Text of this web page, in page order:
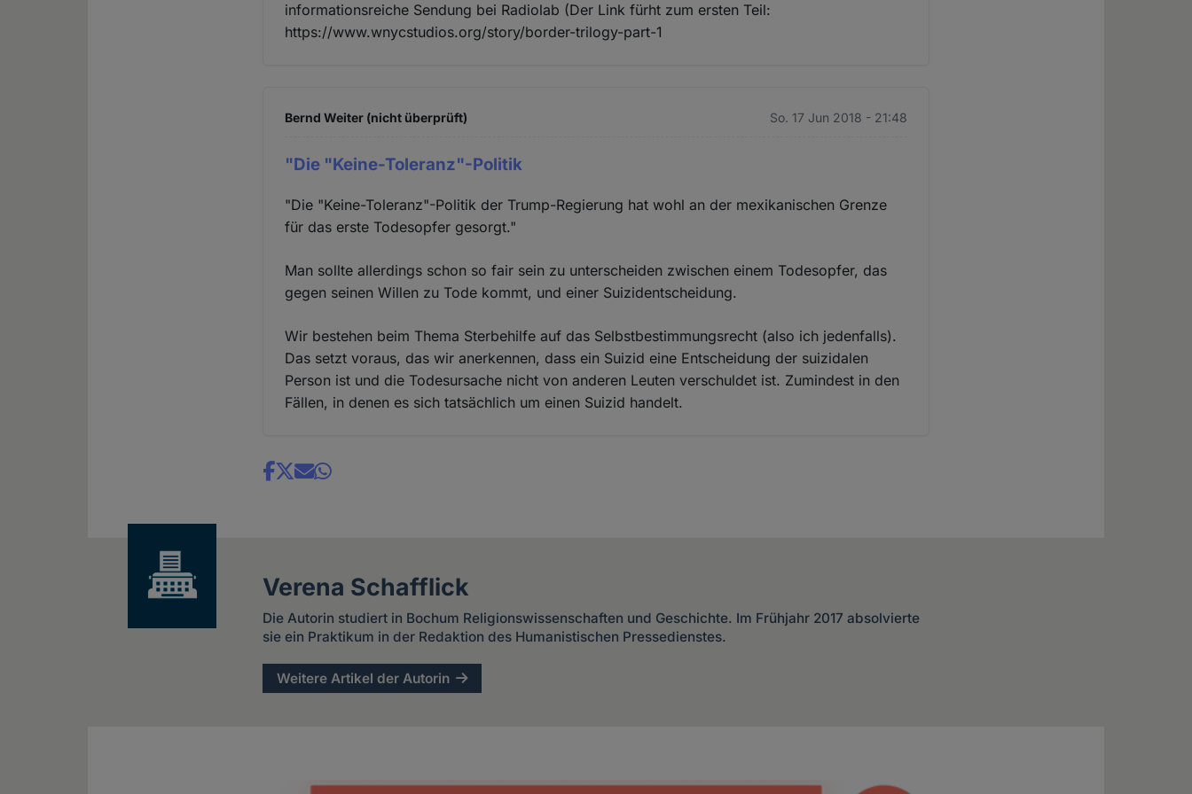
informationsreiche Sendung bei Radiolab (Der Link fürht zum ersten Teil:
https://www.wnycstudios.org/story/border-trilogy-part-1
Bernd Weiter (nicht überprüft) So. 17 Jun 2018 - 21:48
"Die "Keine-Toleranz"-Politik
"Die "Keine-Toleranz"-Politik der Trump-Regierung hat wohl an der mexikanischen Grenze
für das erste Todesopfer gesorgt."
Man sollte allerdings schon so fair sein zu unterscheiden zwischen einem Todesopfer, das
gegen seinen Willen zu Tode kommt, und einer Suizidentscheidung.
Wir bestehen beim Thema Sterbehilfe auf das Selbstbestimmungsrecht (also ich jedenfalls).
Das setzt voraus, das wir anerkennen, dass ein Suizid eine Entscheidung der suizidalen
Person ist und die Todesursache nicht von anderen Leuten verschuldet ist. Zumindest in den
Fällen, in denen es sich tatsächlich um einen Suizid handelt.
Share
Verena Schafflick
Die Autorin studiert in Bochum Religionswissenschaften und Geschichte. Im Frühjahr 2017 absolvierte
sie ein Praktikum in der Redaktion des Humanistischen Pressedienstes.
Weitere Artikel der Autorin